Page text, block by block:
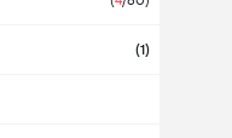
(1)